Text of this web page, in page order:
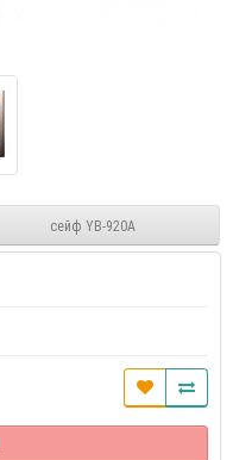
сейф YB-920A